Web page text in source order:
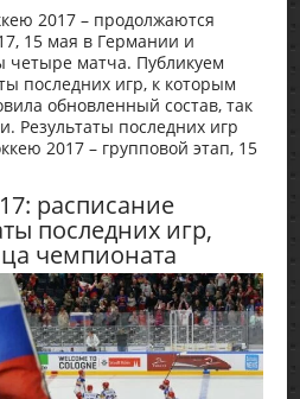
2017 – продолжаются
15 мая в Германии и
матча. Публикуем
последних игр, к которым
обновленный состав, так
Результаты последних игр
2017 – групповой этап, 15
расписание
последних игр,
чемпионата